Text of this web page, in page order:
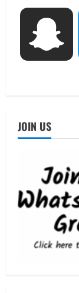
JOIN US
1